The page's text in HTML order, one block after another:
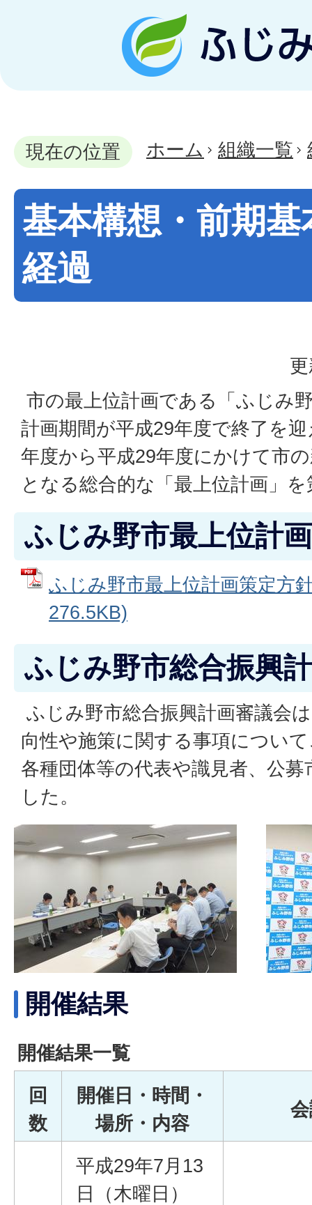
現在の位置 ホーム 組織一覧
基本構想・前期
経過
市の最上位計画である「ふじみ
計画期間が平成29年度で終了を
年度から平成29年度にかけて市
となる総合的な「最上位計画」
ふじみ野市最上位計
ふじみ野市最上位計画策定方
276.5KB)
ふじみ野市総合振興
ふじみ野市総合振興計画審議会
向性や施策に関する事項につい
各種団体等の代表や識見者、公
した。
開催結果
開催結果一覧
回
数
開催日・時間・
場所・内容
平成29年7月13
日（木曜日）